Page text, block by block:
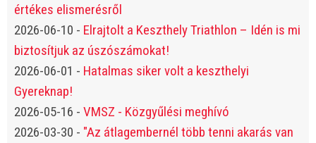
értékes elismerésről
2026-06-10 - Elrajtolt a Keszthely Triathlon – Idén is mi
biztosítjuk az úszószámokat!
2026-06-01 - Hatalmas siker volt a keszthelyi
Gyereknap!
2026-05-16 - VMSZ - Közgyűlési meghívó
2026-03-30 - "Az átlagembernél több tenni akarás van